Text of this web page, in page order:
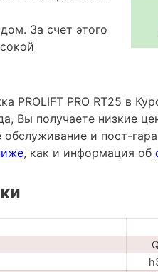
За счет этого
PROLIFT PRO RT25 в
Вы получаете низкие
обслуживание и пост-
, как и информация об
Q